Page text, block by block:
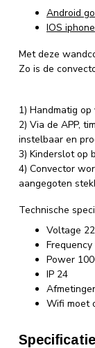
Android
IOS iphone
Met deze
Zo is de
1) Handmatig
2) Via de APP,
instelbaar en
3) Kinderslot op
4) Convector
aangegoten
Technische
Voltage
Power
IP 24
Wifi moet